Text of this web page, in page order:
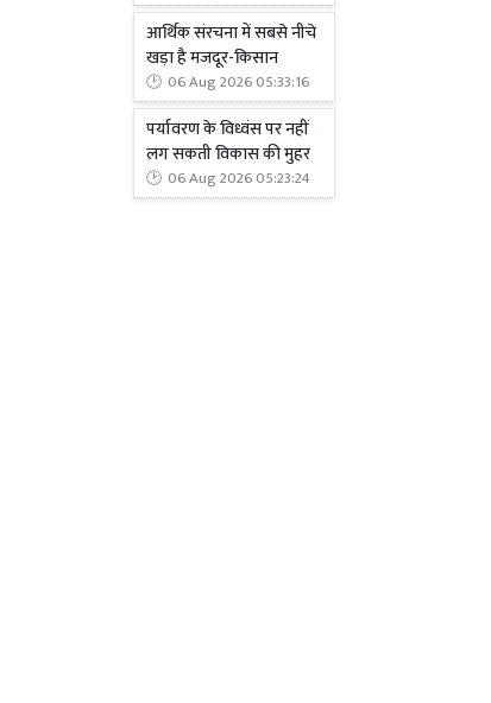
आर्थिक संरचना में सबसे नीचे
खड़ा है मजदूर-किसान
06 Aug 2026 05:33:16
पर्यावरण के विध्वंस पर नहीं
लग सकती विकास की मुहर
06 Aug 2026 05:23:24